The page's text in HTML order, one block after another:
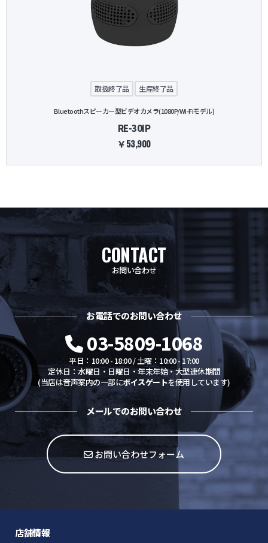
取扱終了品 生産終了品
Bluetoothスピーカー型ビデオカメラ(1080P/Wi-Fiモデル)
RE-30IP
￥53,900
CONTACT
お問い合わせ
お電話でのお問い合わせ
03-5809-1068
平日：10:00 - 18:00 / 土曜：10:00 - 17:00
定休日：水曜日・日曜日・年末年始・大型連休期間
(当店は音声案内の一部にボイスゲートを使用しています)
メールでのお問い合わせ
お問い合わせフォーム
店舗情報